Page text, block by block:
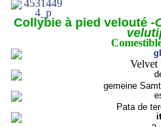
Collybie à pied velouté -
Velvet
gemeine
Pata de